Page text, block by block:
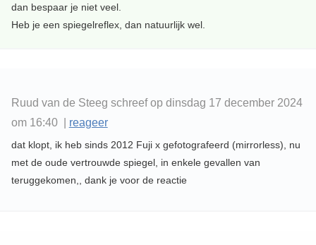
dan bespaar je niet veel.
Heb je een spiegelreflex, dan natuurlijk wel.
Ruud van de Steeg schreef op dinsdag 17 december 2024
om 16:40 | reageer
dat klopt, ik heb sinds 2012 Fuji x gefotografeerd (mirrorless), nu
met de oude vertrouwde spiegel, in enkele gevallen van
teruggekomen,, dank je voor de reactie